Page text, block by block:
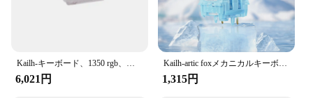
The kailh socket connectors are not only versatile
but also user-friendly. Their ergonomic design
makes them easy to handle and install, reducing the
risk of damage to the delicate components of your
electronic devices. The set includes multiple
connectors, allowing you to tackle a variety of
6,021円 1,315円